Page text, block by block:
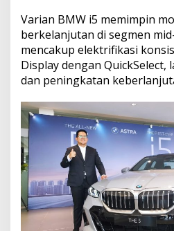
Varian BMW i5 memimpin
berkelanjutan di segmen
mencakup elektrifikasi
Display dengan QuickSelect,
dan peningkatan